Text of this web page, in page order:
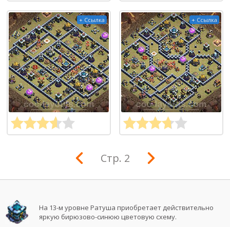
+ Ссылка + Ссылка
Стр. 2
На 13-м уровне Ратуша приобретает действительно
яркую бирюзово-синюю цветовую схему.